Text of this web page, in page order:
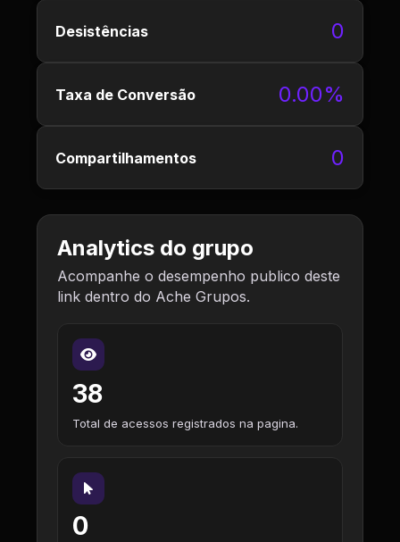
Desistências 0
Taxa de Conversão 0.00%
Compartilhamentos 0
Analytics do grupo
Acompanhe o desempenho publico deste
link dentro do Ache Grupos.
38
Total de acessos registrados na pagina.
0